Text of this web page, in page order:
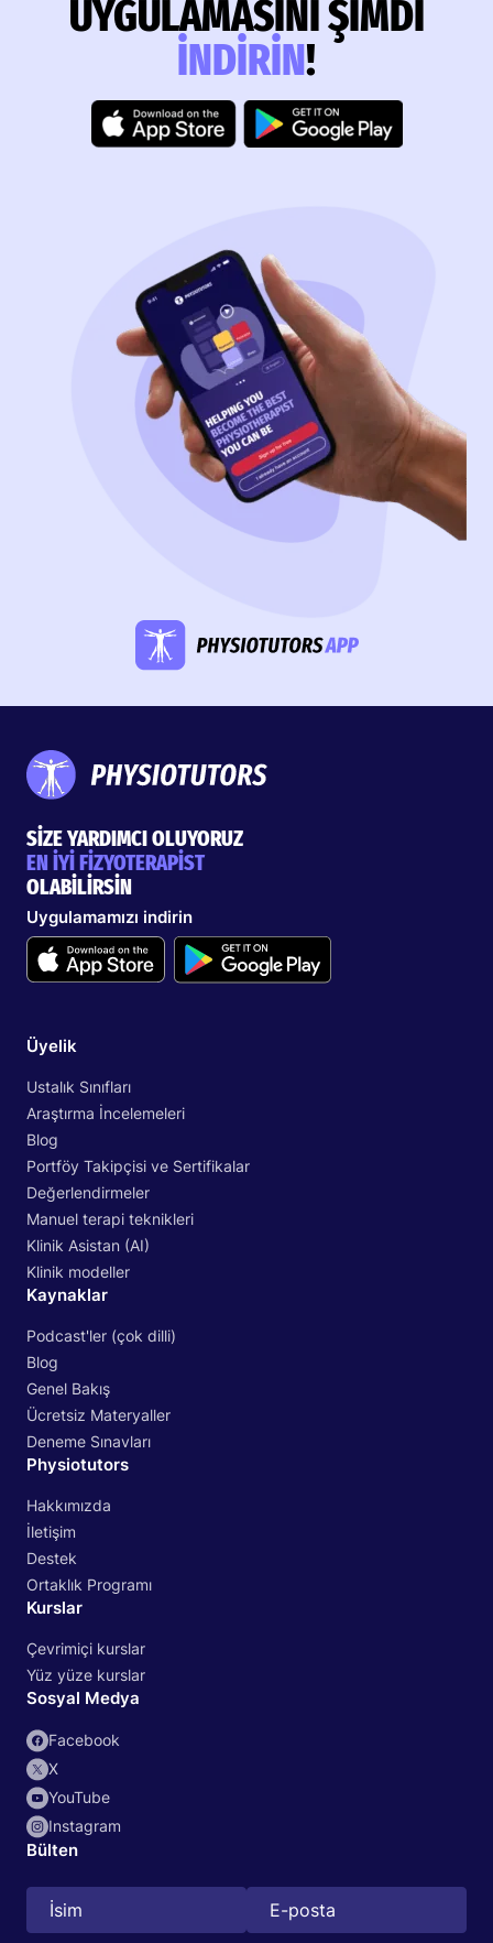
UYGULAMASINI ŞIMDI
INDIRIN!
SİZE YARDIMCI OLUYORUZ
EN İYİ FİZYOTERAPİST
OLABİLİRSİN
Uygulamamızı indirin
Üyelik
Ustalık Sınıfları
Araştırma İncelemeleri
Blog
Portföy Takipçisi ve Sertifikalar
Değerlendirmeler
Manuel terapi teknikleri
Klinik Asistan (AI)
Klinik modeller
Kaynaklar
Podcast'ler (çok dilli)
Blog
Genel Bakış
Ücretsiz Materyaller
Deneme Sınavları
Physiotutors
Hakkımızda
İletişim
Destek
Ortaklık Programı
Kurslar
Çevrimiçi kurslar
Yüz yüze kurslar
Sosyal Medya
Facebook
X
YouTube
Instagram
Bülten